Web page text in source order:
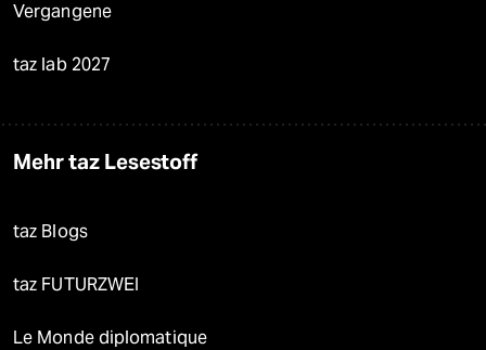
Vergangene
taz lab 2027
Mehr taz Lesestoff
taz Blogs
taz FUTURZWEI
Le Monde diplomatique